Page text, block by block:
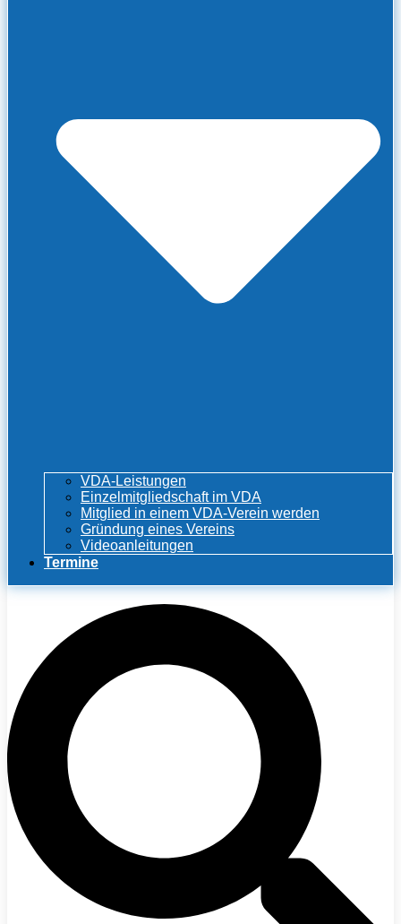
VDA-Leistungen
Einzelmitgliedschaft im VDA
Mitglied in einem VDA-Verein werden
Gründung eines Vereins
Videoanleitungen
Termine